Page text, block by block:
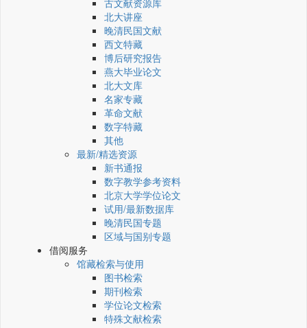
古文献资源库
北大讲座
晚清民国文献
西文特藏
博后研究报告
燕大毕业论文
北大文库
名家专藏
革命文献
数字特藏
其他
最新/精选资源
新书通报
数字教学参考资料
北京大学学位论文
试用/最新数据库
晚清民国专题
区域与国别专题
借阅服务
馆藏检索与使用
图书检索
期刊检索
学位论文检索
特殊文献检索